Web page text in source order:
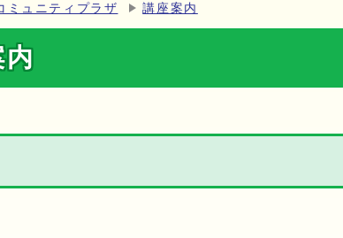
ミュニティプラザ 講座案内
内